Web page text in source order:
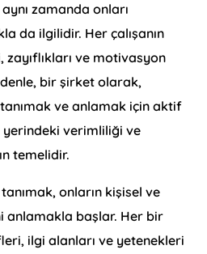
zamanda onları
da ilgilidir. Her çalışanın
ve motivasyon
bir şirket olarak,
tanımak ve anlamak için aktif
verimliliği ve
temelidir.
tanımak, onların kişisel ve
anlamakla başlar. Her bir
ilgi alanları ve yetenekleri